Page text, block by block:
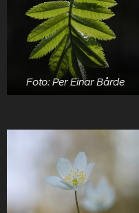
Foto: Per Einar Bårde